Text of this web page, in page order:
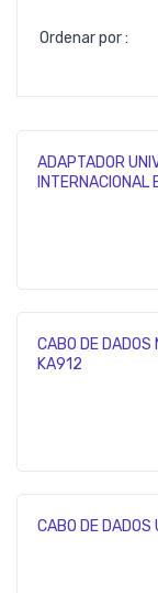
Ordenar por :
ADAPTADOR
CABO DE DADOS
KA912
CABO DE